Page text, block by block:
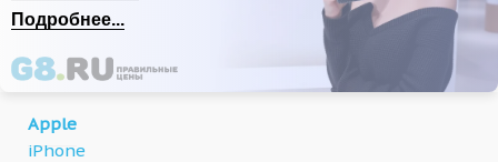
Подробнее...
Apple
iPhone